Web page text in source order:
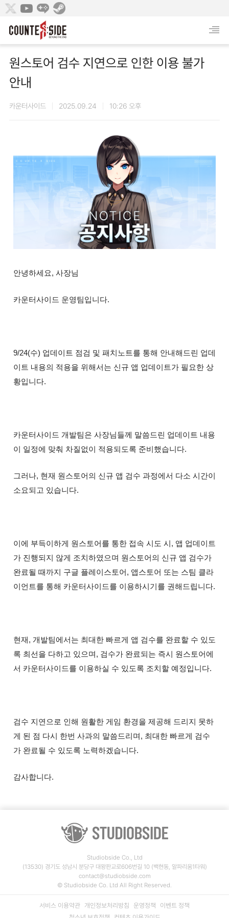
원스토어 검수 지연으로 인한 이용 불가
안내
카운터사이드 2025.09.24 10:26 오후
안녕하세요, 사장님
카운터사이드 운영팀입니다.
9/24(수) 업데이트 점검 및 패치노트를 통해 안내해드린 업데
이트 내용의 적용을 위해서는 신규 앱 업데이트가 필요한 상
황입니다.
카운터사이드 개발팀은 사장님들께 말씀드린 업데이트 내용
이 일정에 맞춰 차질없이 적용되도록 준비했습니다.
그러나, 현재 원스토어의 신규 앱 검수 과정에서 다소 시간이
소요되고 있습니다.
이에 부득이하게 원스토어를 통한 접속 시도 시, 앱 업데이트
가 진행되지 않게 조치하였으며 원스토어의 신규 앱 검수가
완료될 때까지 구글 플레이스토어, 앱스토어 또는 스팀 클라
이언트를 통해 카운터사이드를 이용하시기를 권해드립니다.
현재, 개발팀에서는 최대한 빠르게 앱 검수를 완료할 수 있도
록 최선을 다하고 있으며, 검수가 완료되는 즉시 원스토어에
서 카운터사이드를 이용하실 수 있도록 조치할 예정입니다.
검수 지연으로 인해 원활한 게임 환경을 제공해 드리지 못하
게 된 점 다시 한번 사과의 말씀드리며, 최대한 빠르게 검수
가 완료될 수 있도록 노력하겠습니다.
감사합니다.
Studiobside Co., Ltd
(13530) 경기도 성남시 분당구 대왕판교로606번길 10 (백현동, 알파리움1타워)
contact@studiobside.com
© Studiobside Co. Ltd All Right Reserved.
서비스 이용약관 개인정보처리방침 운영정책
이벤트 정책